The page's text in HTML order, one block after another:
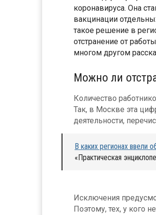
коронавируса. Она
вакцинации
такое решение в
отстранение от
многом другом
Можно ли
Количество
Так, в Москве эта
деятельности,
В каких регионах ввели
«Практическая
Исключения
Поэтому, тех, у кого